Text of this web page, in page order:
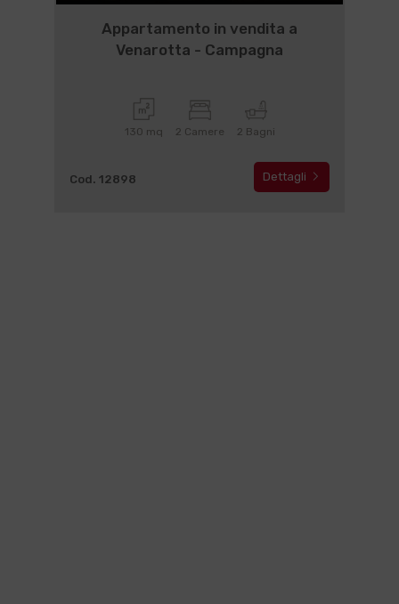
Appartamento in vendita a
Venarotta - Campagna
130 mq 2 Camere 2 Bagni
Cod. 12898 Dettagli